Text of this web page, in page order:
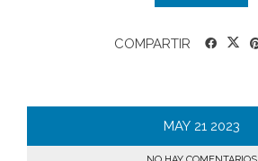
COMPARTIR
MAY 21 2023